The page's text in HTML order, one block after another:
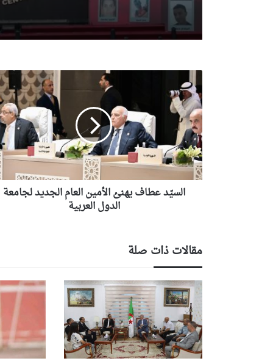
ضحايا الحادث الأليم
الطفولة المسعفة
الجزائري
السيّد
عطاف
يهنئ
الأمين
العام
الجديد
لجامعة
الدول
العربية
السيّد عطاف يهنئ الأمين العام الجديد لجامعة
الدول العربية
مقالات ذات صلة